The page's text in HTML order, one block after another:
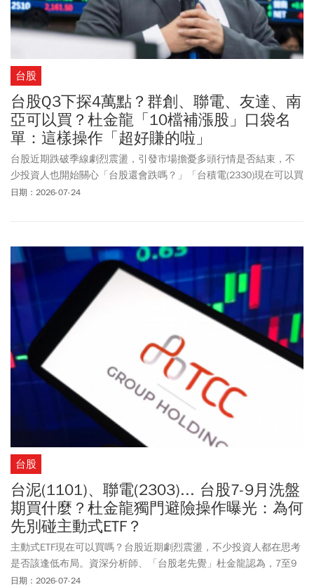
台股
台股Q3下探4萬點？群創、聯電、友達、南
亞可以買？杜金龍「10檔補漲股」口袋名
單：這樣操作「超好賺的啦」
台股近期跌破季線劇烈震盪，引發市場擔憂多頭行情是否結束，不
少投資人也開始關心「台股還會跌嗎？」「台積電(2330)現在可以買
嗎？」資深分析師杜金龍認為，第三季台股將進入4萬點至4萬4千點
通(2313)、聯電(2303)、群創(3481)等值得留意的布局標的。
日期：2026-07-24
台股
台泥(1101)、聯電(2303)... 台股7-9月洗盤
期買什麼？杜金龍獨門避險操作曝光：為何
先別碰主動式ETF？
主動式ETF現在可以買嗎？台股近期劇烈震盪，不少投資人都在思考
是否該逢低布局。資深分析師、「台股老先覺」杜金龍認為，7至9
月並非布局主動式ETF的好時機。他建議，現在若想撿便宜可優先分
日期：2026-07-24